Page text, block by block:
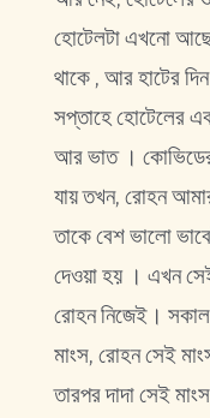
হোটেলটা এখনো আছে
থাকে , আর হাটের
সপ্তাহে হোটেলের
আর ভাত । কোভিডের
যায় তখন, রোহন
তাকে বেশ ভালো
দেওয়া হয় । এখন
রোহন নিজেই।
মাংস, রোহন সেই
তারপর দাদা সেই